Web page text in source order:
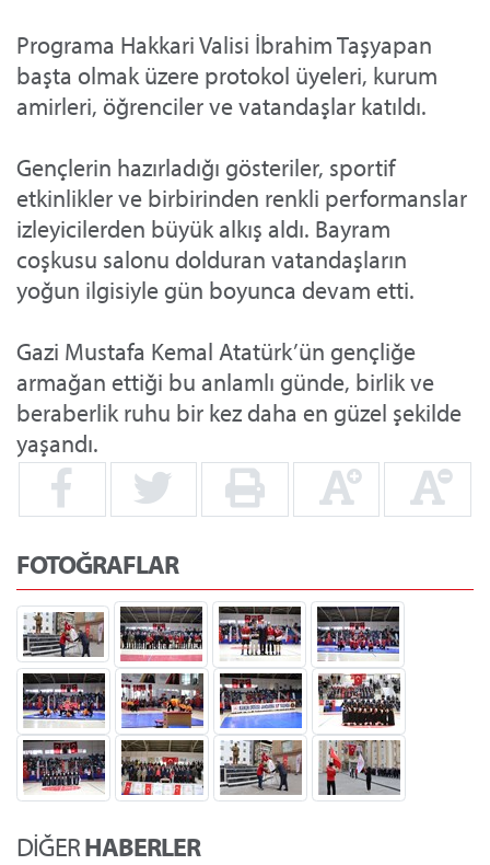
Programa Hakkari Valisi İbrahim Taşyapan
başta olmak üzere protokol üyeleri, kurum
amirleri, öğrenciler ve vatandaşlar katıldı.
Gençlerin hazırladığı gösteriler, sportif
etkinlikler ve birbirinden renkli performanslar
izleyicilerden büyük alkış aldı. Bayram
coşkusu salonu dolduran vatandaşların
yoğun ilgisiyle gün boyunca devam etti.
Gazi Mustafa Kemal Atatürk’ün gençliğe
armağan ettiği bu anlamlı günde, birlik ve
beraberlik ruhu bir kez daha en güzel şekilde
yaşandı.
FOTOĞRAFLAR
DİĞERHABERLER